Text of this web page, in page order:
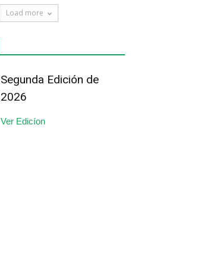
Load more
Segunda Edición de
2026
Ver Edicíon